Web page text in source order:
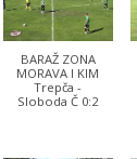
BARAŽ ZONA
MORAVA I KIM
Trepča -
Sloboda Č 0:2